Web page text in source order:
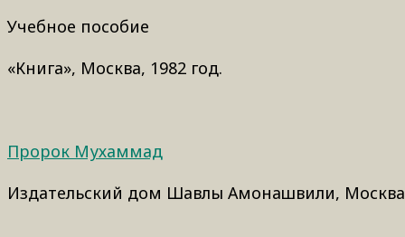
Учебное пособие
«Книга», Москва, 1982 год.
Пророк Мухаммад
Издательский дом Шавлы Амонашвили,